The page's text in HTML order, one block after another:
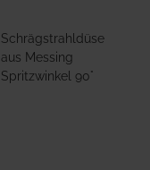
Schrägstrahldüse
aus Messing
Spritzwinkel 90°